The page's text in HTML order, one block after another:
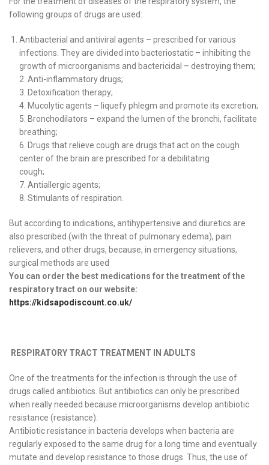
following groups of drugs are used:
Antibacterial and antiviral agents – prescribed for various
infections. They are divided into bacteriostatic – inhibiting the
growth of microorganisms and bactericidal – destroying them;
2. Anti-inflammatory drugs;
3. Detoxification therapy;
4. Mucolytic agents – liquefy phlegm and promote its excretion;
5. Bronchodilators – expand the lumen of the bronchi, facilitate
breathing;
6. Drugs that relieve cough are drugs that act on the cough
center of the brain are prescribed for a debilitating
cough;
7. Antiallergic agents;
8. Stimulants of respiration.
But according to indications, antihypertensive and diuretics are
also prescribed (with the threat of pulmonary edema), pain
relievers, and other drugs, because, in emergency situations,
surgical methods are used
You can order the best medications for the treatment of the
respiratory tract on our website:
https://kidsapodiscount.co.uk/
RESPIRATORY TRACT TREATMENT IN ADULTS
One of the treatments for the infection is through the use of
drugs called antibiotics. But antibiotics can only be prescribed
when really needed because microorganisms develop antibiotic
resistance (resistance).
Antibiotic resistance in bacteria develops when bacteria are
regularly exposed to the same drug for a long time and eventually
mutate and develop resistance to those drugs. Thus, the use of